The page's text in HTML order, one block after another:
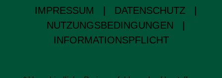
IMPRESSUM DATENSCHUTZ
NUTZUNGSBEDINGUNGEN
INFORMATIONSPFLICHT